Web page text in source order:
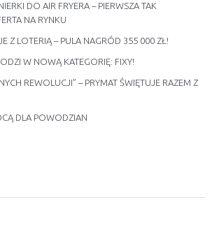
DO AIR FRYERA – PIERWSZA TAK
NA RYNKU
Z LOTERIĄ – PULA NAGRÓD 355 000 ZŁ!
W NOWĄ KATEGORIĘ: FIXY!
REWOLUCJI” – PRYMAT ŚWIĘTUJE RAZEM Z
DLA POWODZIAN